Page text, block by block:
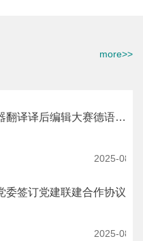
more>>
我校学生获第八届全国机器翻译译后编辑大赛德语赛道一等奖
2025-08-
委签订党建联建合作协议
2025-08-